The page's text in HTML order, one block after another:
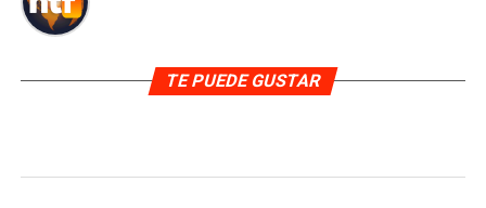
TE PUEDE GUSTAR